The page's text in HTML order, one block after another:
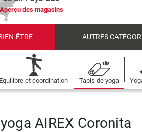
des magasins
ÊTRE AUTRES
et coordination Tapis de yoga
AIREX Coronita